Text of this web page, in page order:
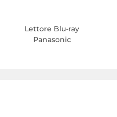
Lettore Blu-ray
Panasonic